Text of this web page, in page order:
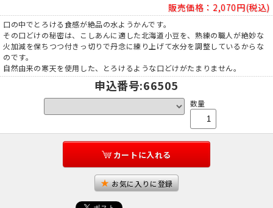
販売価格： 2,070円(税込)
口の中でとろける食感が絶品の水ようかんです。
その口どけの秘密は、こしあんに適した北海道小豆を、熟練の職人が絶妙な
火加減を保ちつつ付きっ切りで丹念に練り上げて水分を調整しているからな
のです。
自然由来の寒天を使用した、とろけるような口どけがたまりません。
申込番号:66505
数量
カートに入れる
お気に入りに登録